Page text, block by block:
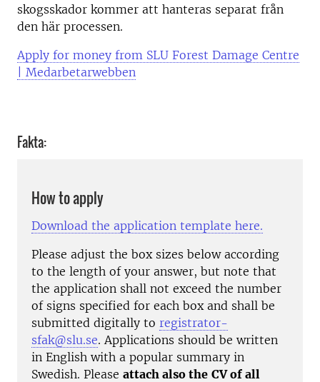
skogsskador kommer att hanteras separat från
den här processen.
Apply for money from SLU Forest Damage Centre
| Medarbetarwebben
Fakta:
How to apply
Download the application template here.
Please adjust the box sizes below according
to the length of your answer, but note that
the application shall not exceed the number
of signs specified for each box and shall be
submitted digitally to registrator-
sfak@slu.se. Applications should be written
in English with a popular summary in
Swedish. Please attach also the CV of all